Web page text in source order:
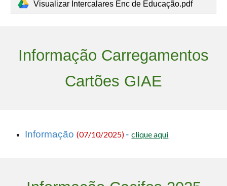
Visualizar Intercalares Enc de Educação.pdf
Informação Carregamentos
Cartões GIAE
Informação(07/10/2025)-clique aqui